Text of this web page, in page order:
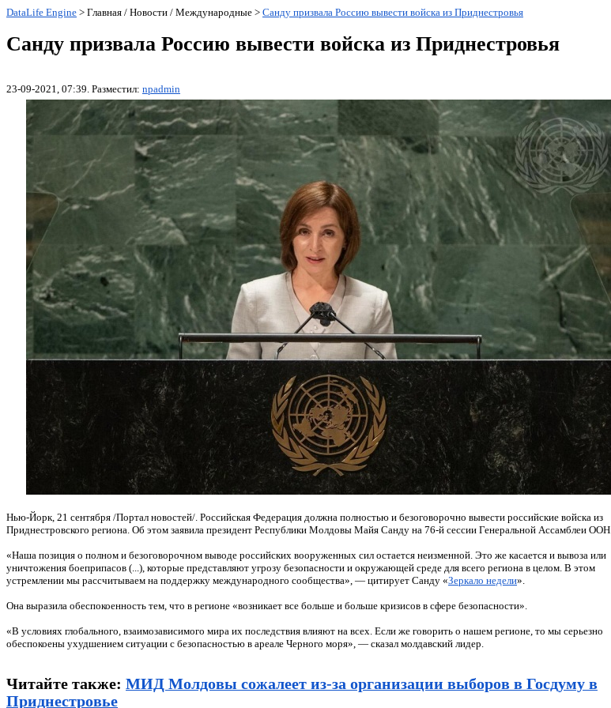
DataLife Engine > Главная / Новости / Международные > Санду призвала Россию вывести войска из Приднестровья
Санду призвала Россию вывести войска из Приднестровья
23-09-2021, 07:39. Разместил: npadmin
Нью-Йорк, 21 сентября /Портал новостей/. Российская Федерация должна полностью и безоговорочно вывести российские войска из
Приднестровского региона. Об этом заявила президент Республики Молдовы Майя Санду на 76-й сессии Генеральной Ассамблеи ООН.
«Наша позиция о полном и безоговорочном выводе российских вооруженных сил остается неизменной. Это же касается и вывоза или
уничтожения боеприпасов (...), которые представляют угрозу безопасности и окружающей среде для всего региона в целом. В этом
устремлении мы рассчитываем на поддержку международного сообщества», — цитирует Санду «Зеркало недели».
Она выразила обеспокоенность тем, что в регионе «возникает все больше и больше кризисов в сфере безопасности».
«В условиях глобального, взаимозависимого мира их последствия влияют на всех. Если же говорить о нашем регионе, то мы серьезно
обеспокоены ухудшением ситуации с безопасностью в ареале Черного моря», — сказал молдавский лидер.
Читайте также: МИД Молдовы сожалеет из-за организации выборов в Госдуму в
Приднестровье